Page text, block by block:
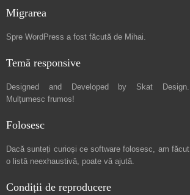
Migrarea
Spre WordPress a fost făcută de Mihai.
Temă responsive
Designed and Developed by Skat Design.
Mulțumesc frumos!
Folosesc
Dacă sunteți curioși ce software folosesc, am făcut
o listă neexhaustivă, poate vă ajută.
Condiții de reproducere